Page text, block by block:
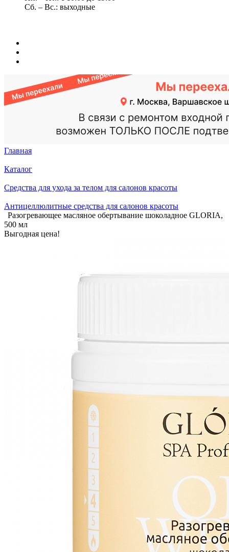
Сб. – Вс.: выходные
Главная
Каталог
Средства для ухода за телом для салонов красоты
Антицеллюлитные средства для салонов красоты
Разогревающее масляное обертывание шоколадное GLORIA,
500 мл
Выгодная цена!